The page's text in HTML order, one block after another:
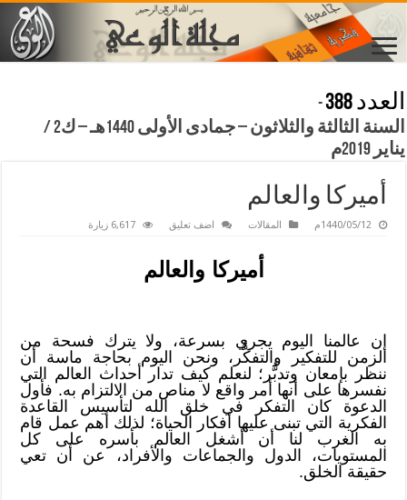
العدد 388
-
السنة الثالثة والثلاثون – جمادى الأولى 1440هـ – ك2 /
يناير 2019م
أميركا والعالم
1440/05/12م المقالات اضف تعليق 6,617 زيارة
أميركا والعالم
إن عالمنا اليوم يجري بسرعة، ولا يترك فسحة من
الزمن للتفكير والتفكُّر، ونحن اليوم بحاجة ماسة أن
ننظر بإمعان وتدبُّر؛ لنعلم كيف تدار أحداث العالم التي
نفسرها على أنها أمر واقع لا مناص من الالتزام به. فأول
الدعوة كان التفكر في خلق الله لتأسيس القاعدة
الفكرية التي تبنى عليها أفكار الحياة؛ لذلك أهم عمل قام
به الغرب لنا أن أشغل العالم بأسره على كل
المستويات، الدول والجماعات والأفراد، عن أن تعي
حقيقة الخلق.